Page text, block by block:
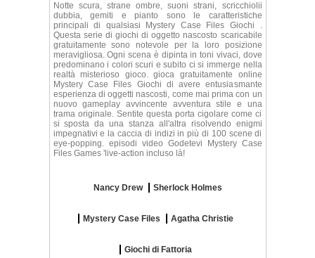
Notte scura, strane ombre, suoni strani, scricchiolii
dubbia, gemiti e pianto sono le caratteristiche
principali di qualsiasi Mystery Case Files Giochi .
Questa serie di giochi di oggetto nascosto scaricabile
gratuitamente sono notevole per la loro posizione
meravigliosa. Ogni scena è dipinta in toni vivaci, dove
predominano i colori scuri e subito ci si immerge nella
realtà misterioso gioco. gioca gratuitamente online
Mystery Case Files Giochi di avere entusiasmante
esperienza di oggetti nascosti, come mai prima con un
nuovo gameplay avvincente avventura stile e una
trama originale. Sentite questa porta cigolare come ci
si sposta da una stanza all'altra risolvendo enigmi
impegnativi e la caccia di indizi in più di 100 scene di
eye-popping. episodi video Godetevi Mystery Case
Files Games 'live-action incluso là!
Nancy Drew Sherlock Holmes
Mystery Case Files Agatha Christie
Giochi di Fattoria